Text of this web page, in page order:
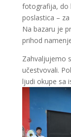
fotografija, do
poslastica –
Na bazaru je
prihod
Zahvaljujemo
učestvovali.
ljudi okupe sa